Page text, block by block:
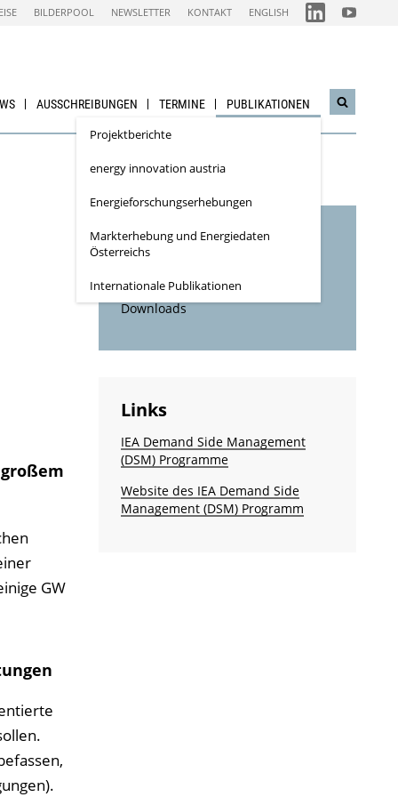
BILDERPOOL NEWSLETTER KONTAKT ENGLISH FOLGEN
SIE
FOLGEN
SIE
AUSSCHREIBUNGEN TERMINE PUBLIKATIONEN
Projektberichte
energy innovation austria
Energieforschungs­erhebungen
Markterhebung und Energiedaten
Österreichs
Internationale Publikationen
GW
Inhaltsverzeichnis
Inhaltsbeschreibung
Downloads
Links
IEA Demand Side Manage­ment
(DSM) Programme
Website des IEA Demand Side
Manage­ment (DSM) Programm